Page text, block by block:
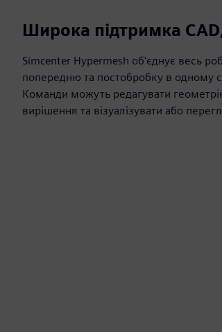
Широка підтримка CAD,
Simcenter Hypermesh об'єднує весь
попередню та постобробку в одному
Команди можуть редагувати
вирішення та візуалізувати або